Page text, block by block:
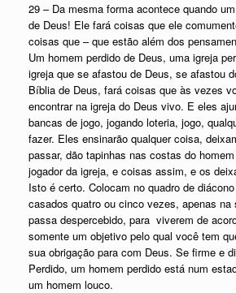
29 – Da mesma forma acontece quando
de Deus! Ele fará coisas que ele
coisas que – que estão além dos
Um homem perdido de Deus, uma igreja
igreja que se afastou de Deus, se afastou
Bíblia de Deus, fará coisas que às vezes
encontrar na igreja do Deus vivo. E eles
bancas de jogo, jogando loteria, jogo,
fazer. Eles ensinarão qualquer coisa,
passar, dão tapinhas nas costas do
jogador da igreja, e coisas assim, e os
Isto é certo. Colocam no quadro de
casados quatro ou cinco vezes, apenas na
passa despercebido, para viverem de
somente um objetivo pelo qual você tem
sua obrigação para com Deus. Se firme e
Perdido, um homem perdido está num
um homem louco.